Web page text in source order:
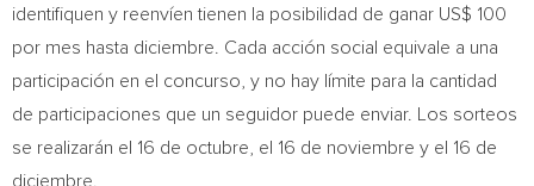
identifiquen y reenvíen tienen la posibilidad de ganar US$ 100
por mes hasta diciembre. Cada acción social equivale a una
participación en el concurso, y no hay límite para la cantidad
de participaciones que un seguidor puede enviar. Los sorteos
se realizarán el 16 de octubre, el 16 de noviembre y el 16 de
diciembre.